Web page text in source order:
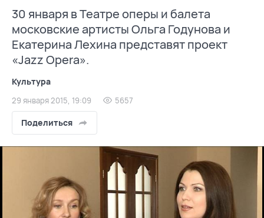
30 января в Театре оперы и балета
московские артисты Ольга Годунова и
Екатерина Лехина представят проект
«Jazz Opera».
Культура
29 января 2015, 19:09 5657
Поделиться